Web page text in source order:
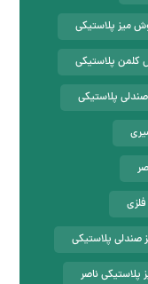
میز پلاستیکی
کلمن پلاستیکی
پلاستیکی
صندلی پلاستیکی
پلاستیکی ناصر